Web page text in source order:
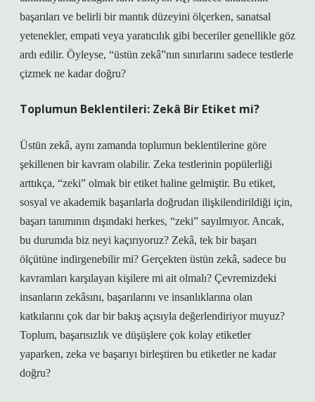
başarıları ve belirli bir mantık düzeyini ölçerken, sanatsal
yetenekler, empati veya yaratıcılık gibi beceriler genellikle göz
ardı edilir. Öyleyse, “üstün zekâ”nın sınırlarını sadece testlerle
çizmek ne kadar doğru?
Toplumun Beklentileri: Zekâ Bir Etiket mi?
Üstün zekâ, aynı zamanda toplumun beklentilerine göre
şekillenen bir kavram olabilir. Zeka testlerinin popülerliği
arttıkça, “zeki” olmak bir etiket haline gelmiştir. Bu etiket,
sosyal ve akademik başarılarla doğrudan ilişkilendirildiği için,
başarı tanımının dışındaki herkes, “zeki” sayılmıyor. Ancak,
bu durumda biz neyi kaçırıyoruz? Zekâ, tek bir başarı
ölçütüne indirgenebilir mi? Gerçekten üstün zekâ, sadece bu
kavramları karşılayan kişilere mi ait olmalı? Çevremizdeki
insanların zekâsını, başarılarını ve insanlıklarına olan
katkılarını çok dar bir bakış açısıyla değerlendiriyor muyuz?
Toplum, başarısızlık ve düşüşlere çok kolay etiketler
yaparken, zeka ve başarıyı birleştiren bu etiketler ne kadar
doğru?